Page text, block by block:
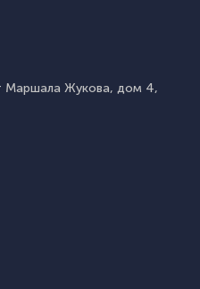
Маршала Жукова, дом 4,